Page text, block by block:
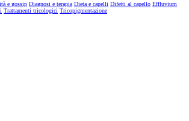
e gossip Diagnosi e terapia Dieta e capelli Difetti al capello Effluvium
Trattamenti tricologici Tricopigmentazione